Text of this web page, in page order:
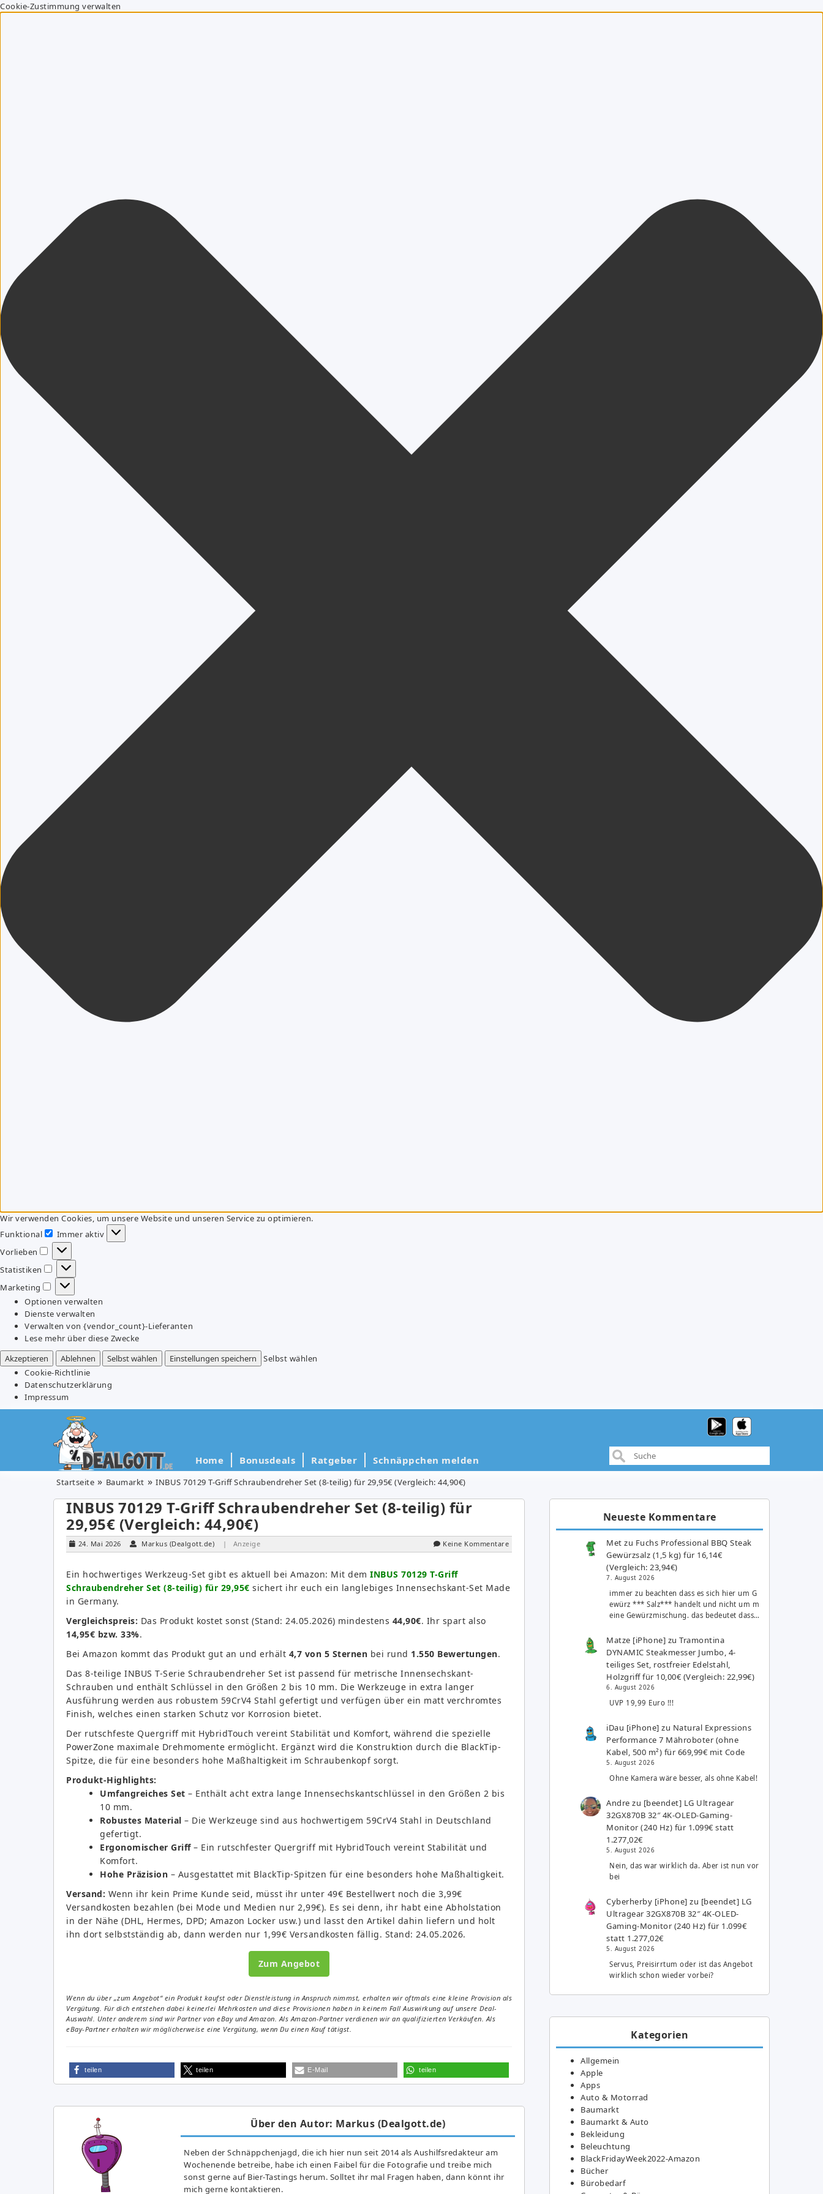
Cookie-Zustimmung verwalten
Wir verwenden Cookies, um unsere Website und unseren Service zu optimieren.
Funktional
Funktional
Immer aktiv
Vorlieben
Vorlieben
Statistiken
Statistiken
Marketing
Marketing
Optionen verwalten
Dienste verwalten
Verwalten von {vendor_count}-Lieferanten
Lese mehr über diese Zwecke
Akzeptieren
Ablehnen Selbst wählen Einstellungen speichern
Selbst wählen
Cookie-Richtlinie
Datenschutzerklärung
Impressum
Home Bonusdeals Ratgeber Schnäppchen melden
Startseite Baumarkt INBUS 70129 T-Griff Schraubendreher Set (8-teilig) für 29,95€ (Vergleich: 44,90€)
INBUS 70129 T-Griff Schraubendreher Set (8-teilig) für
29,95€ (Vergleich: 44,90€)
24. Mai 2026 Markus (Dealgott.de) | Anzeige Keine Kommentare
Ein hochwertiges Werkzeug-Set gibt es aktuell bei Amazon: Mit dem INBUS 70129 T-Griff
Schraubendreher Set (8-teilig) für 29,95€ sichert ihr euch ein langlebiges Innensechskant-Set Made
in Germany.
Vergleichspreis: Das Produkt kostet sonst (Stand: 24.05.2026) mindestens 44,90€. Ihr spart also
14,95€ bzw. 33%.
Bei Amazon kommt das Produkt gut an und erhält 4,7 von 5 Sternen bei rund 1.550 Bewertungen.
Das 8-teilige INBUS T-Serie Schraubendreher Set ist passend für metrische Innensechskant-
Schrauben und enthält Schlüssel in den Größen 2 bis 10 mm. Die Werkzeuge in extra langer
Ausführung werden aus robustem 59CrV4 Stahl gefertigt und verfügen über ein matt verchromtes
Finish, welches einen starken Schutz vor Korrosion bietet.
Der rutschfeste Quergriff mit HybridTouch vereint Stabilität und Komfort, während die spezielle
PowerZone maximale Drehmomente ermöglicht. Ergänzt wird die Konstruktion durch die BlackTip-
Spitze, die für eine besonders hohe Maßhaltigkeit im Schraubenkopf sorgt.
Produkt-Highlights:
Umfangreiches Set – Enthält acht extra lange Innensechskantschlüssel in den Größen 2 bis
10 mm.
Robustes Material – Die Werkzeuge sind aus hochwertigem 59CrV4 Stahl in Deutschland
gefertigt.
Ergonomischer Griff– Ein rutschfester Quergriff mit HybridTouch vereint Stabilität und
Komfort.
Hohe Präzision – Ausgestattet mit BlackTip-Spitzen für eine besonders hohe Maßhaltigkeit.
Versand: Wenn ihr kein Prime Kunde seid, müsst ihr unter 49€ Bestellwert noch die 3,99€
Versandkosten bezahlen (bei Mode und Medien nur 2,99€). Es sei denn, ihr habt eine Abholstation
in der Nähe (DHL, Hermes, DPD; Amazon Locker usw.) und lasst den Artikel dahin liefern und holt
ihn dort selbstständig ab, dann werden nur 1,99€ Versandkosten fällig. Stand: 24.05.2026.
Zum Angebot
Wenn du über „zum Angebot“ ein Produkt kaufst oder Dienstleistung in Anspruch nimmst, erhalten wir oftmals eine kleine Provision als
Vergütung. Für dich entstehen dabei keinerlei Mehrkosten und diese Provisionen haben in keinem Fall Auswirkung auf unsere Deal-
Auswahl. Unter anderem sind wir Partner von eBay und Amazon. Als Amazon-Partner verdienen wir an qualifizierten Verkäufen. Als
eBay-Partner erhalten wir möglicherweise eine Vergütung, wenn Du einen Kauf tätigst.
teilen teilen E-Mail teilen
Über den Autor: Markus (Dealgott.de)
Neben der Schnäppchenjagd, die ich hier nun seit 2014 als Aushilfsredakteur am
Wochenende betreibe, habe ich einen Faibel für die Fotografie und treibe mich
sonst gerne auf Bier-Tastings herum. Solltet ihr mal Fragen haben, dann könnt ihr
mich gerne kontaktieren.
Neueste Kommentare
Met zu Fuchs Professional BBQ Steak
Gewürzsalz (1,5 kg) für 16,14€
(Vergleich: 23,94€)
7. August 2026
immer zu beachten dass es sich hier um G
ewürz *** Salz*** handelt und nicht um m
eine Gewürzmischung. das bedeutet dass…
Matze [iPhone] zuTramontina
DYNAMIC Steakmesser Jumbo, 4-
teiliges Set, rostfreier Edelstahl,
Holzgriff für 10,00€ (Vergleich: 22,99€)
6. August 2026
UVP 19,99 Euro !!!
iDau [iPhone] zu Natural Expressions
Performance 7 Mähroboter (ohne
Kabel, 500 m²) für 669,99€ mit Code
5. August 2026
Ohne Kamera wäre besser, als ohne Kabel!
Andre zu [beendet] LG Ultragear
32GX870B 32″ 4K-OLED-Gaming-
Monitor (240 Hz) für 1.099€ statt
1.277,02€
5. August 2026
Nein, das war wirklich da. Aber ist nun vor
bei
Cyberherby [iPhone] zu [beendet] LG
Ultragear 32GX870B 32″ 4K-OLED-
Gaming-Monitor (240 Hz) für 1.099€
statt 1.277,02€
5. August 2026
Servus, Preisirrtum oder ist das Angebot
wirklich schon wieder vorbei?
Kategorien
Allgemein
Apple
Apps
Auto & Motorrad
Baumarkt
Baumarkt & Auto
Bekleidung
Beleuchtung
BlackFridayWeek2022-Amazon
Bücher
Bürobedarf